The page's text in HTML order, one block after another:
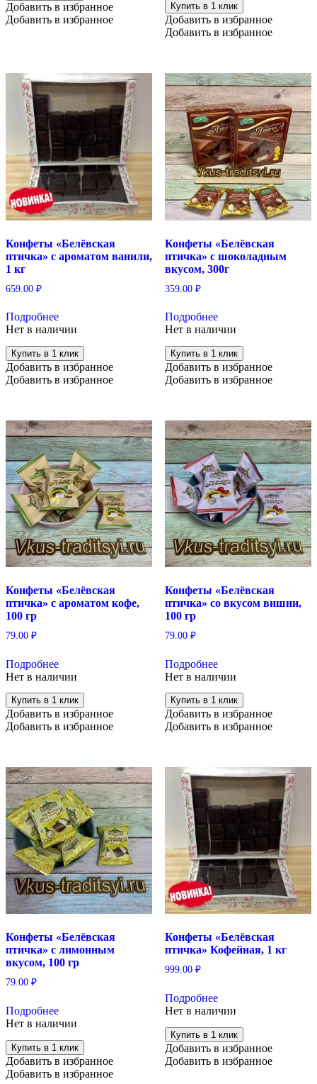
Добавить в избранное
Добавить в избранное
Купить в 1 клик
Добавить в избранное
Добавить в избранное
Конфеты «Белёвская
птичка» с ароматом ванили,
1 кг
659.00 ₽
Подробнее
Нет в наличии
Купить в 1 клик
Добавить в избранное
Добавить в избранное
Конфеты «Белёвская
птичка» с шоколадным
вкусом, 300г
359.00 ₽
Подробнее
Нет в наличии
Купить в 1 клик
Добавить в избранное
Добавить в избранное
Конфеты «Белёвская
птичка» с ароматом кофе,
100 гр
79.00 ₽
Подробнее
Нет в наличии
Купить в 1 клик
Добавить в избранное
Добавить в избранное
Конфеты «Белёвская
птичка» со вкусом вишни,
100 гр
79.00 ₽
Подробнее
Нет в наличии
Купить в 1 клик
Добавить в избранное
Добавить в избранное
Конфеты «Белёвская
птичка» с лимонным
вкусом, 100 гр
79.00 ₽
Подробнее
Нет в наличии
Купить в 1 клик
Добавить в избранное
Добавить в избранное
Конфеты «Белёвская
птичка» Кофейная, 1 кг
999.00 ₽
Подробнее
Нет в наличии
Купить в 1 клик
Добавить в избранное
Добавить в избранное